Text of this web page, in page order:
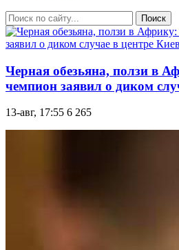
Поиск
Черная обезьяна, ползи в
чемпион заявил о диком
13-авг, 17:55 6 265